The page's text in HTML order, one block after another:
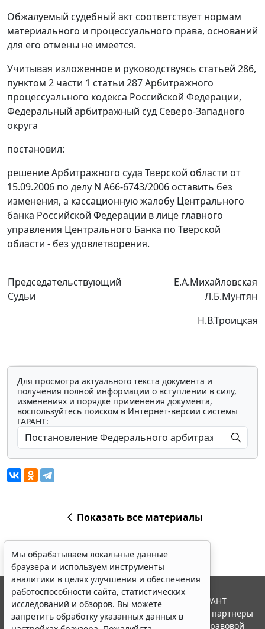
Обжалуемый судебный акт соответствует нормам
материального и процессуального права, оснований
для его отмены не имеется.
Учитывая изложенное и руководствуясь статьей 286,
пунктом 2 части 1 статьи 287Арбитражного
процессуального кодекса Российской Федерации,
Федеральный арбитражный суд Северо-Западного
округа
постановил:
решение Арбитражного суда Тверской области от
15.09.2006 по делу N А66-6743/2006 оставить без
изменения, а кассационную жалобу Центрального
банка Российской Федерации в лице главного
управления Центрального Банка по Тверской
области - без удовлетворения.
Председательствующий
Судьи
Е.А.Михайловская
Л.Б.Мунтян
Н.В.Троицкая
Для просмотра актуального текста документа и
получения полной информации о вступлении в силу,
изменениях и порядке применения документа,
воспользуйтесь поиском в Интернет-версии системы
ГАРАНТ:
Показать все материалы
Мы обрабатываем локальные данные
браузера и используем инструменты
аналитики в целях улучшения и обеспечения
работоспособности сайта, статистических
исследований и обзоров. Вы можете
запретить обработку указанных данных в
© ООО "НПП "ГАРАНТ-СЕРВИС", 2026. Система ГАРАНТ
выпускается с 1990 года. Компания "Гарант" и ее партнеры
являются участниками Российской ассоциации правовой